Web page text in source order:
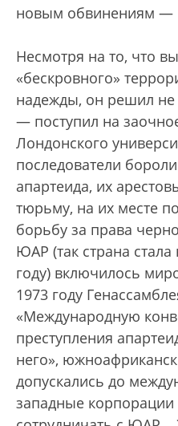
новым обвинениям —
Несмотря на то, что
«бескровного»
надежды, он решил не
— поступил на
Лондонского
последователи
апартеида, их
тюрьму, на их месте
борьбу за права
ЮАР (так страна стала
году) включилось
1973 году
«Международную
преступления
него»,
допускались до
западные корпорации